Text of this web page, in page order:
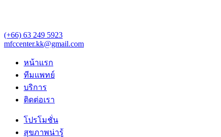
(+66) 63 249 5923‬‬
mfccenter.kk@gmail.com
หน้าแรก
ทีมแพทย์
บริการ
ติดต่อเรา
โปรโมชั่น
สุขภาพน่ารู้